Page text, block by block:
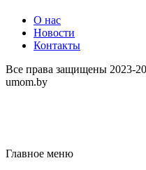
О нас
Новости
Контакты
Все права защищены 2023-
umom.by
Главное меню